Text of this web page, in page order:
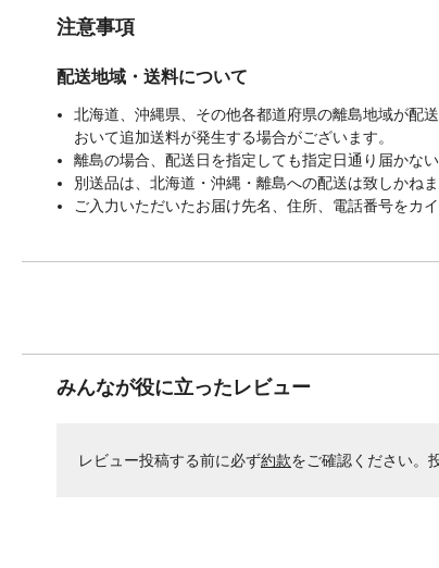
注意事項
配送地域・送料について
北海道、沖縄県、その他各都道府県の離島地域が配
おいて追加送料が発生する場合がございます。
離島の場合、配送日を指定しても指定日通り届かない
別送品は、北海道・沖縄・離島への配送は致しかねま
ご入力いただいたお届け先名、住所、電話番号をカ
みんなが役に立ったレビュー
レビュー投稿する前に必ず約款をご確認ください。